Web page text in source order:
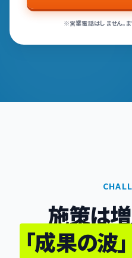
※営業電話はしません。ま
施策は増
「成果の波」